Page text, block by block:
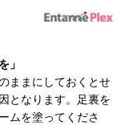
」
ままにしておくとせ
となります。足裏を
ムを塗ってくださ